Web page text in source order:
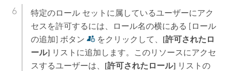
特定のロール セットに属しているユーザーにアク
セスを許可するには、ロール名の横にある [ロール
の追加] ボタン
をクリックして、 [許可されたロ
ール]リストに追加します。このリソースにアクセ
スするユーザーは、 [許可されたロール]リストの